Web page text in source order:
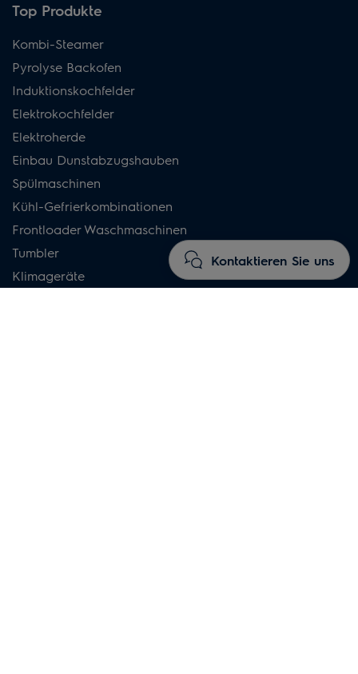
Kontaktieren Sie uns
Top Produkte
Kombi-Steamer
Pyrolyse Backofen
Induktionskochfelder
Elektrokochfelder
Elektroherde
Einbau Dunstabzugshauben
Spülmaschinen
Kühl-Gefrierkombinationen
Frontloader Waschmaschinen
Tumbler
Klimageräte